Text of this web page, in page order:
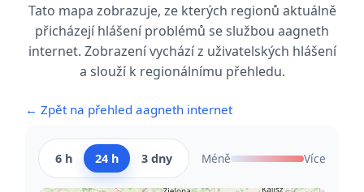
Tato mapa zobrazuje, ze kterých regionů aktuálně
přicházejí hlášení problémů se službou aagneth
internet. Zobrazení vychází z uživatelských hlášení
a slouží k regionálnímu přehledu.
← Zpět na přehled aagneth internet
6 h 24 h 3 dny Méně Více